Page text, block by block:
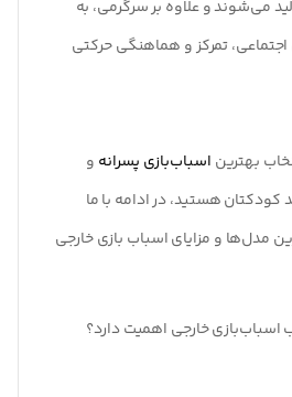
می‌شوند و علاوه بر سرگرمی، به
تمرکز و هماهنگی حرکتی
بهترین اسباب‌بازی پسرانه و
کودکتان هستید، در ادامه با ما
مدل‌ها و مزایای اسباب بازی خارجی